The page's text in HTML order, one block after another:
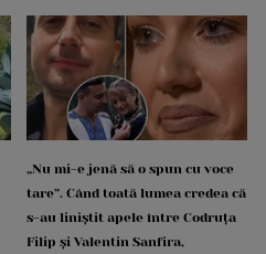
„Nu mi-e jenă să o spun cu voce
tare”. Când toată lumea credea că
s-au liniștit apele între Codruța
Filip și Valentin Sanfira,